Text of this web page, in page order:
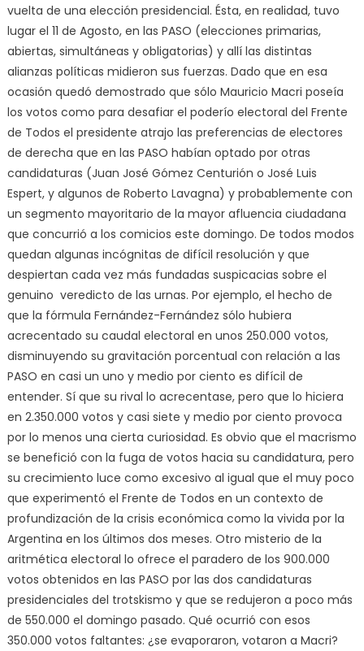
vuelta de una elección presidencial. Ésta, en realidad, tuvo
lugar el 11 de Agosto, en las PASO (elecciones primarias,
abiertas, simultáneas y obligatorias) y allí las distintas
alianzas políticas midieron sus fuerzas. Dado que en esa
ocasión quedó demostrado que sólo Mauricio Macri poseía
los votos como para desafiar el poderío electoral del Frente
de Todos el presidente atrajo las preferencias de electores
de derecha que en las PASO habían optado por otras
candidaturas (Juan José Gómez Centurión o José Luis
Espert, y algunos de Roberto Lavagna) y probablemente con
un segmento mayoritario de la mayor afluencia ciudadana
que concurrió a los comicios este domingo. De todos modos
quedan algunas incógnitas de difícil resolución y que
despiertan cada vez más fundadas suspicacias sobre el
genuino veredicto de las urnas. Por ejemplo, el hecho de
que la fórmula Fernández-Fernández sólo hubiera
acrecentado su caudal electoral en unos 250.000 votos,
disminuyendo su gravitación porcentual con relación a las
PASO en casi un uno y medio por ciento es difícil de
entender. Sí que su rival lo acrecentase, pero que lo hiciera
en 2.350.000 votos y casi siete y medio por ciento provoca
por lo menos una cierta curiosidad. Es obvio que el macrismo
se benefició con la fuga de votos hacia su candidatura, pero
su crecimiento luce como excesivo al igual que el muy poco
que experimentó el Frente de Todos en un contexto de
profundización de la crisis económica como la vivida por la
Argentina en los últimos dos meses. Otro misterio de la
aritmética electoral lo ofrece el paradero de los 900.000
votos obtenidos en las PASO por las dos candidaturas
presidenciales del trotskismo y que se redujeron a poco más
de 550.000 el domingo pasado. Qué ocurrió con esos
350.000 votos faltantes: ¿se evaporaron, votaron a Macri?